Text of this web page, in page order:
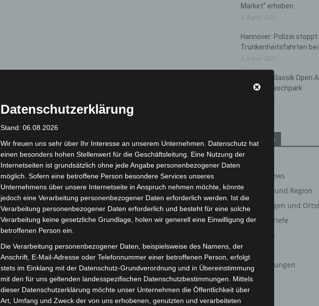
Market“ erhoben
3. August 2026
Hannover: Polizei stoppt
Trunkenheitsfahrten bei
2. August 2026
Hannover Klassik Open
Oper im Maschpark
Kategorien
Corona-News
Hannover und Region
Langenhagen und
Leserbriefe
Menschen
Über uns
Veranstaltungen
Welt
Datenschutzerklärung
Stand: 06.08.2026
Wir freuen uns sehr über Ihr Interesse an unserem Unternehmen. Datenschutz hat
einen besonders hohen Stellenwert für die Geschäftsleitung. Eine Nutzung der
Internetseiten ist grundsätzlich ohne jede Angabe personenbezogener Daten
möglich. Sofern eine betroffene Person besondere Services unseres
Unternehmens über unsere Internetseite in Anspruch nehmen möchte, könnte
jedoch eine Verarbeitung personenbezogener Daten erforderlich werden. Ist die
Verarbeitung personenbezogener Daten erforderlich und besteht für eine solche
Verarbeitung keine gesetzliche Grundlage, holen wir generell eine Einwilligung der
betroffenen Person ein.
Die Verarbeitung personenbezogener Daten, beispielsweise des Namens, der
Anschrift, E-Mail-Adresse oder Telefonnummer einer betroffenen Person, erfolgt
stets im Einklang mit der Datenschutz-Grundverordnung und in Übereinstimmung
mit den für uns geltenden landesspezifischen Datenschutzbestimmungen. Mittels
dieser Datenschutzerklärung möchte unser Unternehmen die Öffentlichkeit über
Art, Umfang und Zweck der von uns erhobenen, genutzten und verarbeiteten